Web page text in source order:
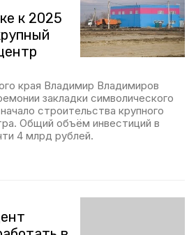
к 2025
края Владимир Владимиров
закладки символического
строительства крупного
Общий объём инвестиций в
4 млрд рублей.